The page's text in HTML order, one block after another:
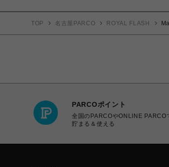
TOP 名古屋PARCO ROYAL FLASH
PARCOポイント
全国のPARCOやONLINE PARCO
貯まる＆使える